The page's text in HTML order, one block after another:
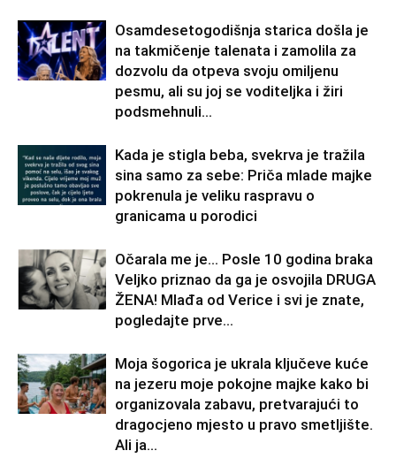
Osamdesetogodišnja starica došla je
na takmičenje talenata i zamolila za
dozvolu da otpeva svoju omiljenu
pesmu, ali su joj se voditeljka i žiri
podsmehnuli...
Kada je stigla beba, svekrva je tražila
sina samo za sebe: Priča mlade majke
pokrenula je veliku raspravu o
granicama u porodici
Očarala me je… Posle 10 godina braka
Veljko priznao da ga je osvojila DRUGA
ŽENA! Mlađa od Verice i svi je znate,
pogledajte prve...
Moja šogorica je ukrala ključeve kuće
na jezeru moje pokojne majke kako bi
organizovala zabavu, pretvarajući to
dragocjeno mjesto u pravo smetljište.
Ali ja...